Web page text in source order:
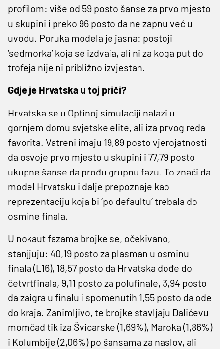
profilom: više od 59 posto šanse za prvo mjesto
u skupini i preko 96 posto da ne zapnu već u
uvodu. Poruka modela je jasna: postoji
‘sedmorka’ koja se izdvaja, ali ni za koga put do
trofeja nije ni približno izvjestan.
Gdje je Hrvatska u toj priči?
Hrvatska se u Optinoj simulaciji nalazi u
gornjem domu svjetske elite, ali iza prvog reda
favorita. Vatreni imaju 19,89 posto vjerojatnosti
da osvoje prvo mjesto u skupini i 77,79 posto
ukupne šanse da prođu grupnu fazu. To znači da
model Hrvatsku i dalje prepoznaje kao
reprezentaciju koja bi ‘po defaultu’ trebala do
osmine finala.
U nokaut fazama brojke se, očekivano,
stanjjuju: 40,19 posto za plasman u osminu
finala (L16), 18,57 posto da Hrvatska dođe do
četvrtfinala, 9,11 posto za polufinale, 3,94 posto
da zaigra u finalu i spomenutih 1,55 posto da ode
do kraja. Zanimljivo, te brojke stavljaju Dalićevu
momčad tik iza Švicarske (1,69%), Maroka (1,86%)
i Kolumbije (2,06%) po šansama za naslov, ali